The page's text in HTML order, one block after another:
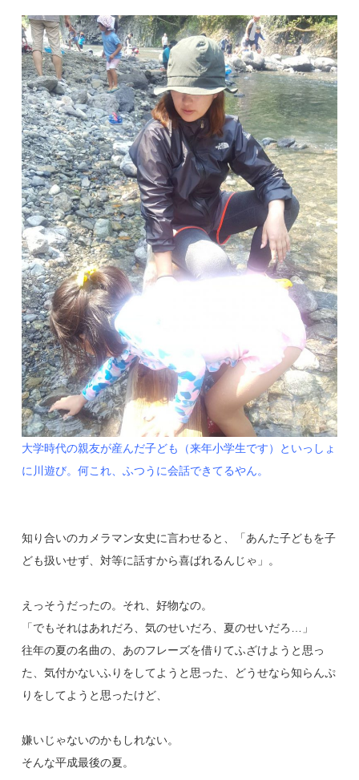
大学時代の親友が産んだ子ども（来年小学生です）といっしょ
に川遊び。何これ、ふつうに会話できてるやん。
知り合いのカメラマン女史に言わせると、「あんた子どもを子
ども扱いせず、対等に話すから喜ばれるんじゃ」。
えっそうだったの。それ、好物なの。
「でもそれはあれだろ、気のせいだろ、夏のせいだろ…」
往年の夏の名曲の、あのフレーズを借りてふざけようと思っ
た、気付かないふりをしてようと思った、どうせなら知らんぷ
りをしてようと思ったけど、
嫌いじゃないのかもしれない。
そんな平成最後の夏。